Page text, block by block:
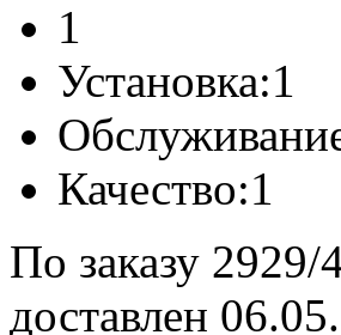
1
Установка:1
Качество:1
По заказу 2929/
доставлен